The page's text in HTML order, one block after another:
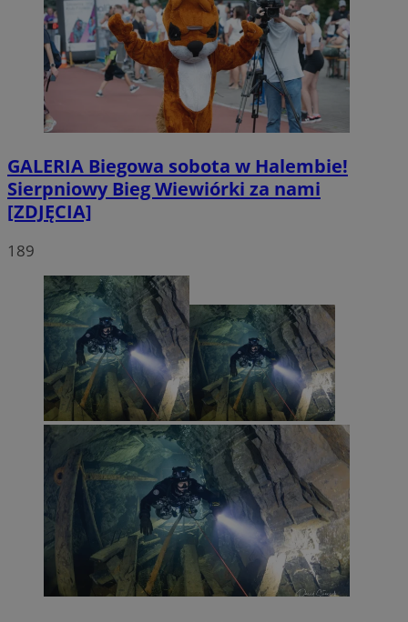
GALERIA Biegowa sobota w Halembie!
Sierpniowy Bieg Wiewiórki za nami
[ZDJĘCIA]
189